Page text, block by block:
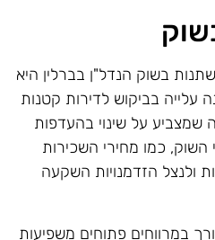
בשוק הנדל"ן בברלין היא
עלייה בביקוש לדירות קטנות
שמצביע על שינוי בהעדפות
כמו מחירי השכירות
ולנצל הזדמנויות השקעה
במרווחים פתוחים משפיעות